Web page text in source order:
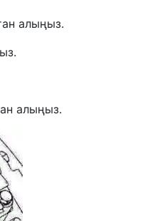
алыңыз.
алыңыз.